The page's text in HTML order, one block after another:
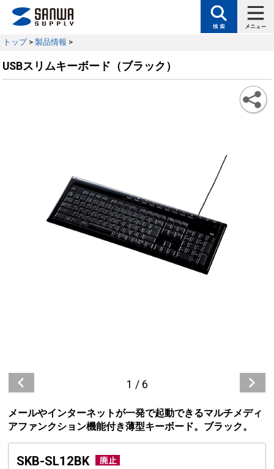
トップ> 製品情報 >
USBスリムキーボード（ブラック）
1 / 6
メールやインターネットが一発で起動できるマルチメディ
アファンクション機能付き薄型キーボード。ブラック。
SKB-SL12BK